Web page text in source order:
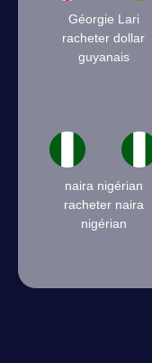
Géorgie Lari
racheter dollar
guyanais
naira nigérian
racheter naira
nigérian